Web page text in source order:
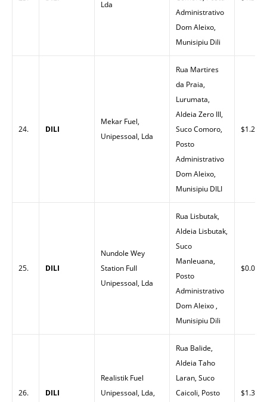
Lda
Administrativo
Dom Aleixo,
Munisipiu Dili
24. DILI
Mekar Fuel,
Unipessoal, Lda
Rua Martires
da Praia,
Lurumata,
Aldeia Zero III,
Suco Comoro,
Posto
Administrativo
Dom Aleixo,
Munisipiu DILI
$1.26
25. DILI
Nundole Wey
Station Full
Unipessoal, Lda
Rua Lisbutak,
Aldeia Lisbutak,
Suco
Manleuana,
Posto
Administrativo
Dom Aleixo ,
Munisipiu Dili
$0.00
26. DILI
Realistik Fuel
Unipessoal, Lda,
Rua Balide,
Aldeia Taho
Laran, Suco
Caicoli, Posto
$1.30